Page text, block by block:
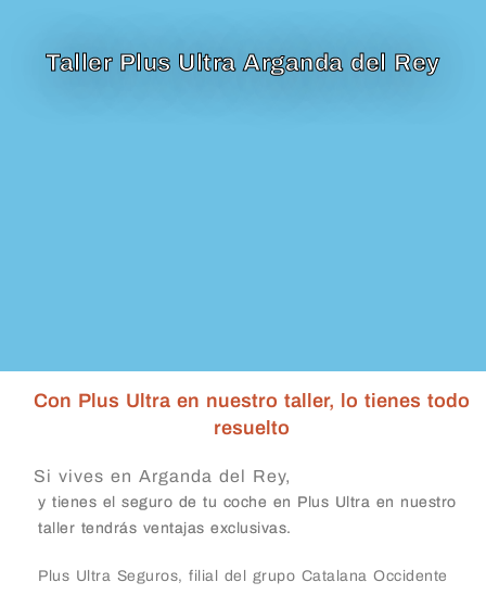
Taller Plus Ultra Arganda del Rey
Con Plus Ultra en nuestro taller, lo tienes todo
resuelto
Si vives en Arganda del Rey,
y tienes el seguro de tu coche en Plus Ultra en nuestro
taller tendrás ventajas exclusivas.
Plus Ultra Seguros, filial del grupo Catalana Occidente